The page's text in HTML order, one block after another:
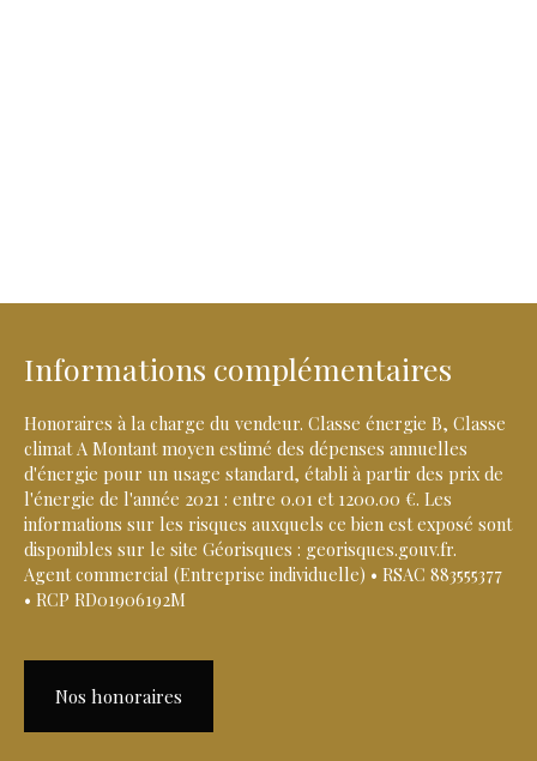
Informations complémentaires
Honoraires à la charge du vendeur. Classe énergie B, Classe
climat A Montant moyen estimé des dépenses annuelles
d'énergie pour un usage standard, établi à partir des prix de
l'énergie de l'année 2021 : entre 0.01 et 1200.00 €. Les
informations sur les risques auxquels ce bien est exposé sont
disponibles sur le site Géorisques : georisques.gouv.fr.
Agent commercial (Entreprise individuelle) • RSAC 883555377
• RCP RD01906192M
Nos honoraires